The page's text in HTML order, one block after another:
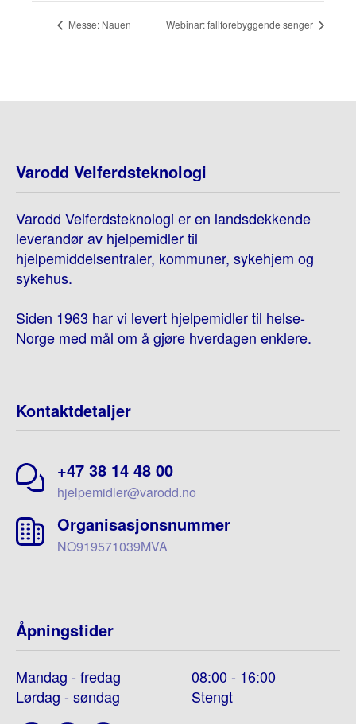
Messe: Nauen Webinar: fallforebyggende senger
Varodd Velferdsteknologi
Varodd Velferdsteknologi er en landsdekkende
leverandør av hjelpemidler til
hjelpemiddelsentraler, kommuner, sykehjem og
sykehus.
Siden 1963 har vi levert hjelpemidler til helse-
Norge med mål om å gjøre hverdagen enklere.
Kontaktdetaljer
+47 38 14 48 00
hjelpemidler@varodd.no
Organisasjonsnummer
NO919571039MVA
Åpningstider
Mandag - fredag
08:00 - 16:00
Lørdag - søndag
Stengt